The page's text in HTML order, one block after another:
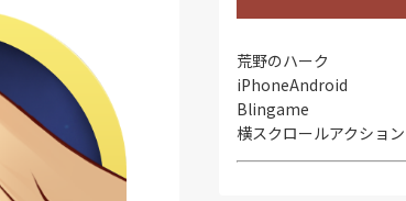
荒野のハーク
iPhoneAndroid
Blingame
横スクロールアクション